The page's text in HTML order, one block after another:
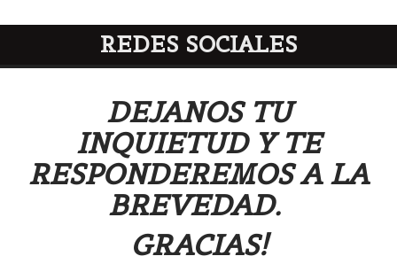
REDES SOCIALES
DEJANOS TU
INQUIETUD Y TE
RESPONDEREMOS A LA
BREVEDAD.
GRACIAS!